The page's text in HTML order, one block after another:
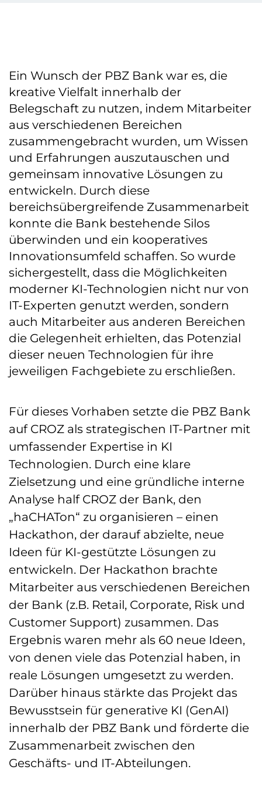
Ein Wunsch der PBZ Bank war es, die
kreative Vielfalt innerhalb der
Belegschaft zu nutzen, indem Mitarbeiter
aus verschiedenen Bereichen
zusammengebracht wurden, um Wissen
und Erfahrungen auszutauschen und
gemeinsam innovative Lösungen zu
entwickeln. Durch diese
bereichsübergreifende Zusammenarbeit
konnte die Bank bestehende Silos
überwinden und ein kooperatives
Innovationsumfeld schaffen. So wurde
sichergestellt, dass die Möglichkeiten
moderner KI-Technologien nicht nur von
IT-Experten genutzt werden, sondern
auch Mitarbeiter aus anderen Bereichen
die Gelegenheit erhielten, das Potenzial
dieser neuen Technologien für ihre
jeweiligen Fachgebiete zu erschließen.
Für dieses Vorhaben setzte die PBZ Bank
auf CROZ als strategischen IT-Partner mit
umfassender Expertise in KI
Technologien. Durch eine klare
Zielsetzung und eine gründliche interne
Analyse half CROZ der Bank, den
„haCHATon“ zu organisieren – einen
Hackathon, der darauf abzielte, neue
Ideen für KI-gestützte Lösungen zu
entwickeln. Der Hackathon brachte
Mitarbeiter aus verschiedenen Bereichen
der Bank (z.B. Retail, Corporate, Risk und
Customer Support) zusammen. Das
Ergebnis waren mehr als 60 neue Ideen,
von denen viele das Potenzial haben, in
reale Lösungen umgesetzt zu werden.
Darüber hinaus stärkte das Projekt das
Bewusstsein für generative KI (GenAI)
innerhalb der PBZ Bank und förderte die
Zusammenarbeit zwischen den
Geschäfts- und IT-Abteilungen.